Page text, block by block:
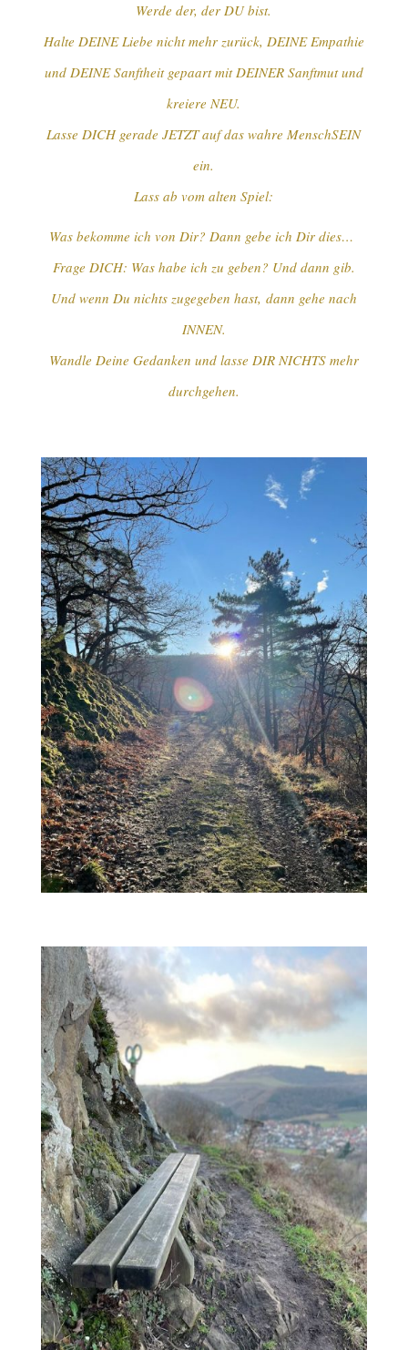
Werde der, der DU bist.
Halte DEINE Liebe nicht mehr zurück, DEINE Empathie
und DEINE Sanftheit gepaart mit DEINER Sanftmut und
kreiere NEU.
Lasse DICH gerade JETZT auf das wahre MenschSEIN
ein.
Lass ab vom alten Spiel:
Was bekomme ich von Dir? Dann gebe ich Dir dies…
Frage DICH: Was habe ich zu geben? Und dann gib.
Und wenn Du nichts zugegeben hast, dann gehe nach
INNEN.
Wandle Deine Gedanken und lasse DIR NICHTS mehr
durchgehen.